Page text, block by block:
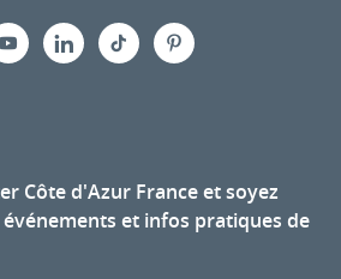
Côte d'Azur France et soyez
et infos pratiques de